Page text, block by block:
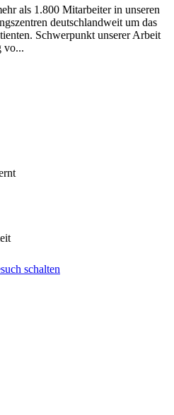
als 1.800 Mitarbeiter in unseren
deutschlandweit um das
Schwerpunkt unserer Arbeit
vo...
schalten